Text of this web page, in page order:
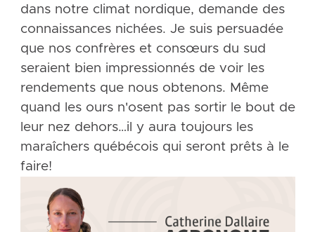
dans notre climat nordique, demande des
connaissances nichées. Je suis persuadée
que nos confrères et consœurs du sud
seraient bien impressionnés de voir les
rendements que nous obtenons. Même
quand les ours n'osent pas sortir le bout de
leur nez dehors…il y aura toujours les
maraîchers québécois qui seront prêts à le
faire!